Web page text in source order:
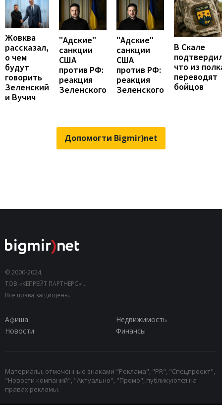
Жовква
рассказал,
о чем
будут
говорить
Зеленский
и Вучич
"Адские"
санкции
США
против РФ:
реакция
Зеленского
"Адские"
санкции
США
против РФ:
реакция
Зеленского
В Скале
что из
переводят
бойцов
Допомогти Bigmir)net
© 2000-2024,
ТОВ «КЕПРЕЙТ ПАРТНЕРС»".
Все права защищены.
Афиша
Недвижимость
Новости
Финансы
Материалы, отмеченные знаками "Реклама", "PR", "Спецпроект",
"Новости компаний", "Актуально", "Промо", публикуются на
правах рекламы.